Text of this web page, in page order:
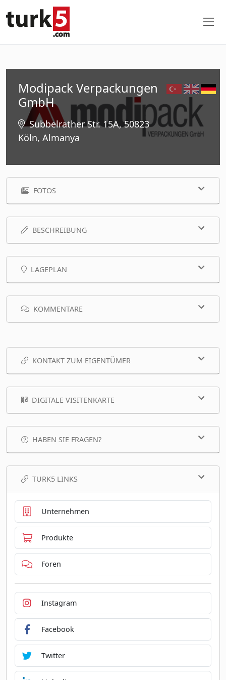
Modipack Verpackungen
GmbH
Subbelrather Str. 15A, 50823
Köln, Almanya
FOTOS
BESCHREIBUNG
LAGEPLAN
KOMMENTARE
KONTAKT ZUM EIGENTÜMER
DIGITALE VISITENKARTE
HABEN SIE FRAGEN?
TURK5 LINKS
Unternehmen
Produkte
Foren
Instagram
Facebook
Twitter